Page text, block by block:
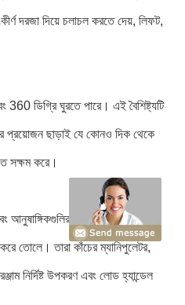
দরজা দিয়ে চলাচল করতে দেয়, লিফট,
ডিগ্রি ঘুরতে পারে। এই বৈশিষ্ট্যটি
প্রয়োজন ছাড়াই যে কোনও দিক থেকে
সক্ষম করে।
আনুষাঙ্গিকগুলির সাথে আসে, যা তাদের
তোলে। তারা কাঁচের ম্যানিপুলেটর,
নির্দিষ্ট উপকরণ এবং লোড হ্যান্ডেল